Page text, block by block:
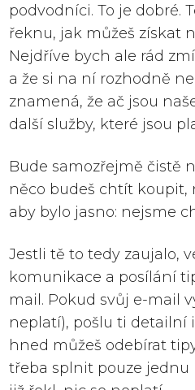
podvodníci. To je dobré.
řeknu, jak můžeš získat
Nejdříve bych ale rád
a že si na ní rozhodně
znamená, že ač jsou
další služby, které jsou
Bude samozřejmě čistě
něco budeš chtít koupit,
aby bylo jasno: nejsme
Jestli tě to tedy zaujalo,
komunikace a posílání
mail. Pokud svůj e-mail
neplatí), pošlu ti detailní
hned můžeš odebírat
třeba splnit pouze